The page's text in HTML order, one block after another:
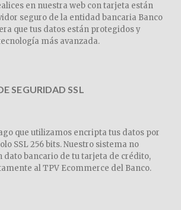
en nuestra web con tarjeta están
seguro de la entidad bancaria Banco
que tus datos están protegidos y
más avanzada.
SEGURIDAD SSL
que utilizamos encripta tus datos por
SSL 256 bits. Nuestro sistema no
dato bancario de tu tarjeta de crédito,
al TPV Ecommerce del Banco.